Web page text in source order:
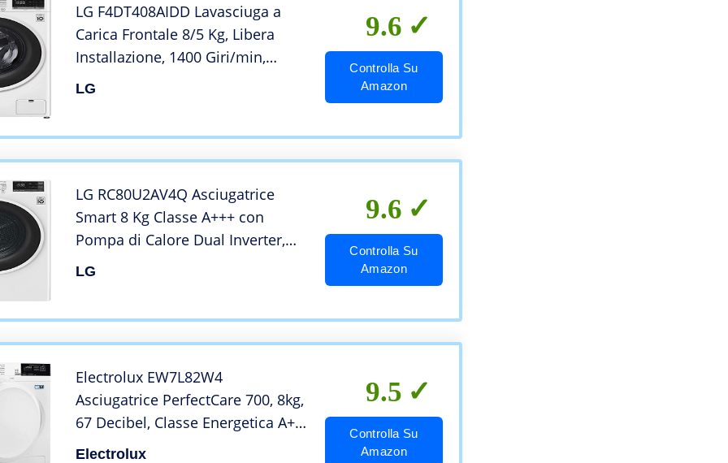
LG F4DT408AIDD Lavasciuga a
Carica Frontale 8/5 Kg, Libera
Installazione, 1400 Giri/min,
Lavatrice e Asciugatrice con
LG
9.6
Controlla Su
Amazon
LG RC80U2AV4Q Asciugatrice
Smart 8 Kg Classe A+++ con
Pompa di Calore Dual Inverter,
Tecnologia Eco Hybrid e Allergy
LG
9.6
Controlla Su
Amazon
Electrolux EW7L82W4
Asciugatrice PerfectCare 700, 8kg,
67 Decibel, Classe Energetica A++,
Bianco
Electrolux
9.5
Controlla Su
Amazon